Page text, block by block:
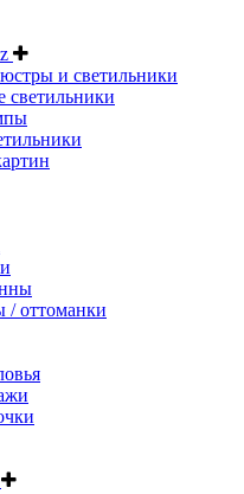
и светильники
светильники
/ оттоманки